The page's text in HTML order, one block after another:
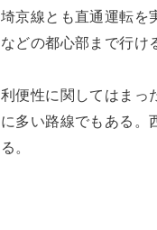
埼京線とも直通運転を
などの都心部まで行け
利便性に関してはまっ
に多い路線でもある。
る。